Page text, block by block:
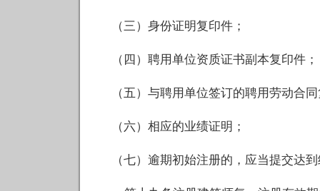
（三）身份证明复印件；
（四）聘用单位资质证书副本复印件；
（五）与聘用单位签订的聘用劳动合
（六）相应的业绩证明；
（七）逾期初始注册的，应当提交达